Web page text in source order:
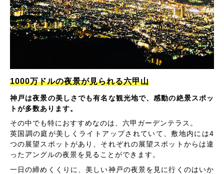
1000万ドルの夜景が見られる六甲山
神戸は夜景の美しさでも有名な観光地で、感動の絶景スポッ
トが多数あります。
その中でも特におすすめなのは、六甲ガーデンテラス。
英国調の庭が美しくライトアップされていて、敷地内には4
つの展望スポットがあり、それぞれの展望スポットからは違
ったアングルの夜景を見ることができます。
一日の締めくくりに、美しい神戸の夜景を見に行くのはいか